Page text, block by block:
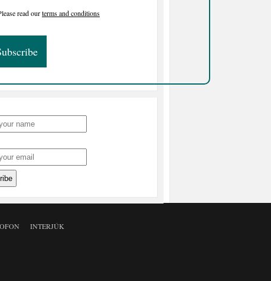
read ourterms and conditions
INTERJÚK